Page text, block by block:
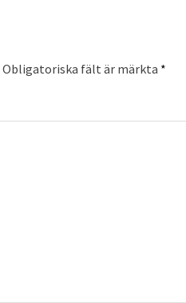
Obligatoriska fält är märkta *